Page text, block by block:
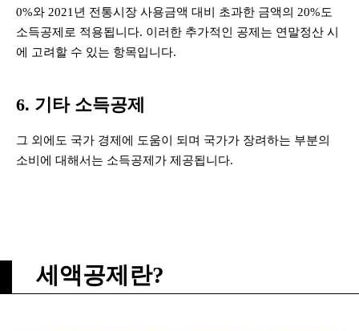
0%와 2021년 전통시장 사용금액 대비 초과한 금액의 20%도
소득공제로 적용됩니다. 이러한 추가적인 공제는 연말정산 시
에 고려할 수 있는 항목입니다.
6. 기타 소득공제
그 외에도 국가 경제에 도움이 되며 국가가 장려하는 부분의
소비에 대해서는 소득공제가 제공됩니다.
세액공제란?